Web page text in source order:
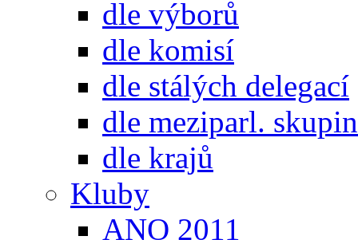
dle výborů
dle komisí
dle stálých delegací
dle meziparl. skupin
dle krajů
Kluby
ANO 2011